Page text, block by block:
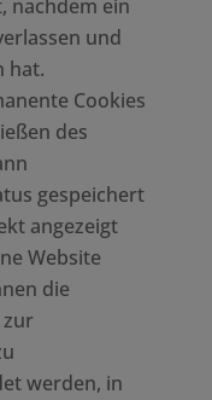
nachdem ein
und
hat.
Cookies
des
gespeichert
angezeigt
Website
die
zur
werden, in